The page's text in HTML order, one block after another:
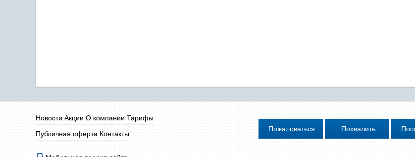
Новости Акции О компании Тарифы
Публичная оферта Контакты